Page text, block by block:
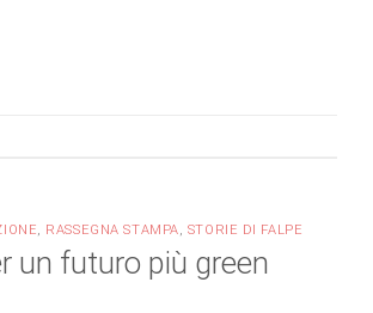
, RASSEGNA STAMPA, STORIE DI FALPE
un futuro più green